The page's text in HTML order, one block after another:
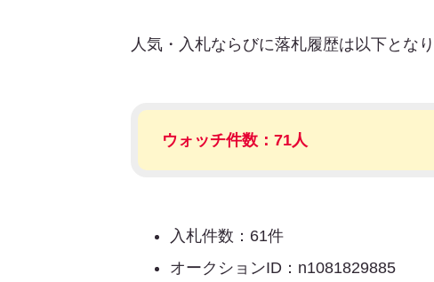
人気・入札ならびに落札履歴は以下となり
ウォッチ件数：71人
入札件数：61件
オークションID：n1081829885